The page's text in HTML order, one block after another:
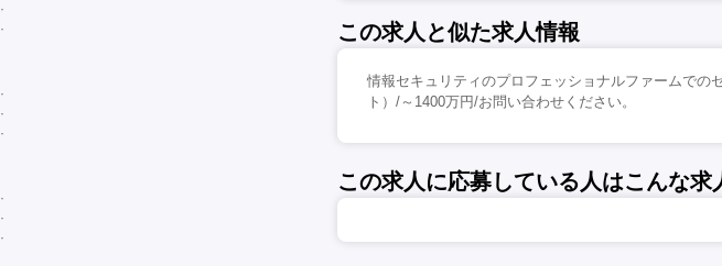
この求人と似た求人情報
情報セキュリティのプロフェッショナルファームでの
ト）/～1400万円/お問い合わせください。
この求人に応募している人はこんな